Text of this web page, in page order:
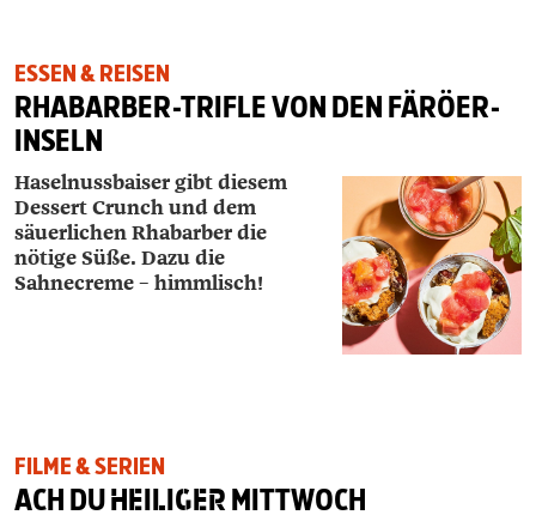
ESSEN & REISEN
RHABARBER-TRIFLE VON DEN FÄRÖER-
INSELN
Haselnussbaiser gibt diesem
Dessert Crunch und dem
säuerlichen Rhabarber die
nötige Süße. Dazu die
Sahnecreme – himmlisch!
FILME & SERIEN
ACH DUHEILIGERMITTWOCH